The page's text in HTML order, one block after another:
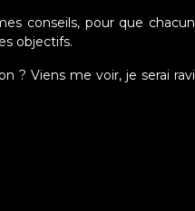
conseils, pour que chacun
objectifs.
? Viens me voir, je serai ravi